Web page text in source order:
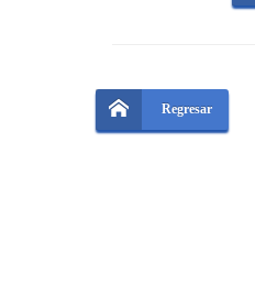
Regresar